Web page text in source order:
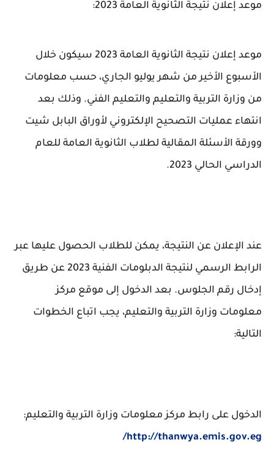
موعد إعلان نتيجة الثانوية العامة 2023:
موعد إعلان نتيجة الثانوية العامة 2023 سيكون خلال
الأسبوع الأخير من شهر يوليو الجاري، حسب معلومات
من وزارة التربية والتعليم والتعليم الفني. وذلك بعد
انتهاء عمليات التصحيح الإلكتروني لأوراق البابل شيت
وورقة الأسئلة المقالية لطلاب الثانوية العامة للعام
الدراسي الحالي 2023.
عند الإعلان عن النتيجة، يمكن للطلاب الحصول عليها عبر
الرابط الرسمي لنتيجة الدبلومات الفنية 2023 عن طريق
إدخال رقم الجلوس. بعد الدخول إلى موقع مركز
معلومات وزارة التربية والتعليم، يجب اتباع الخطوات
التالية:
الدخول على رابط مركز معلومات وزارة التربية والتعليم:
http://thanwya.emis.gov.eg/